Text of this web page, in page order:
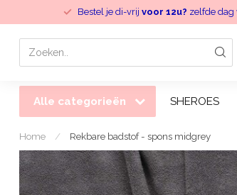
Bestel je di-vrij voor 12u? zelfde dag
Alle categorieën SHEROES
Home / Rekbare badstof - spons midgrey